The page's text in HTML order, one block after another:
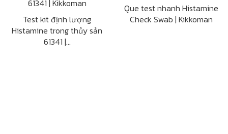
Test kit định lượng
Histamine trong thủy sản
61341 |...
Que test nhanh Histamine
Check Swab | Kikkoman